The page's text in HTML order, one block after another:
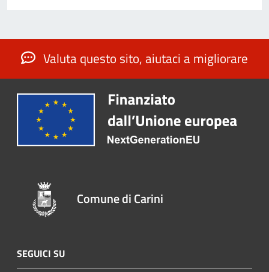
Valuta questo sito, aiutaci a migliorare
Comune di Carini
SEGUICI SU